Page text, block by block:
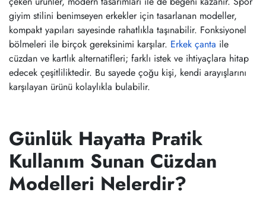
giyim stilini benimseyen erkekler için tasarlanan modeller,
kompakt yapıları sayesinde rahatlıkla taşınabilir. Fonksiyonel
bölmeleri ile birçok gereksinimi karşılar. Erkek çanta ile
cüzdan ve kartlık alternatifleri; farklı istek ve ihtiyaçlara hitap
edecek çeşitliliktedir. Bu sayede çoğu kişi, kendi arayışlarını
karşılayan ürünü kolaylıkla bulabilir.
Günlük Hayatta Pratik
Kullanım Sunan Cüzdan
Modelleri Nelerdir?